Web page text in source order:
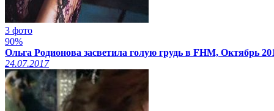
3 фото
90%
Ольга Родионова засветила голую грудь в FHM, Октябрь
24.07.2017